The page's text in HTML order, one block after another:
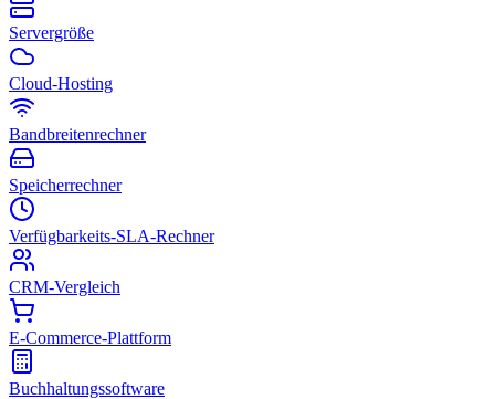
Servergröße
Cloud-Hosting
Bandbreitenrechner
Speicherrechner
Verfügbarkeits-SLA-Rechner
CRM-Vergleich
E-Commerce-Plattform
Buchhaltungssoftware